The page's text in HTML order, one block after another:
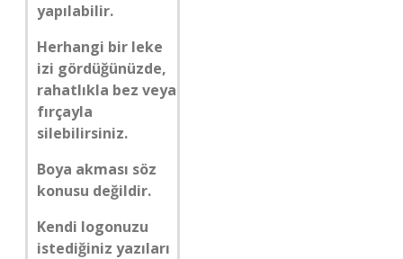
yapılabilir.
Herhangi bir leke
izi gördüğünüzde,
rahatlıkla bez veya
fırçayla
silebilirsiniz.
Boya akması söz
konusu değildir.
Kendi logonuzu
istediğiniz yazıları